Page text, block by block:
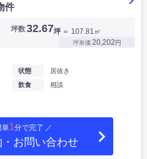
件
坪数32.67坪 ＝ 107.81㎡
坪単価 20,202円
状態
居抜き
飲食
相談
単1分で完了 ／
お問い合わせ